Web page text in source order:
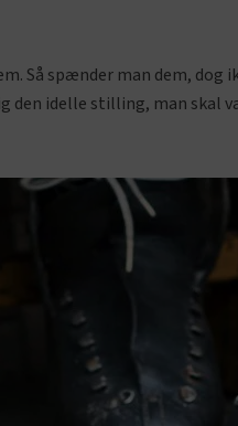
Så spænder man dem,
idelle stilling, man skal